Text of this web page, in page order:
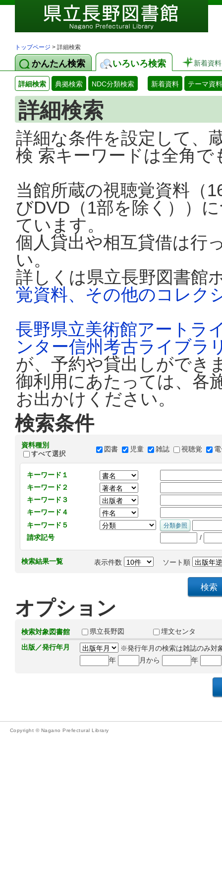
トップページ > 詳細検索
かんたん検索 いろいろ検索 新着資料
詳細検索 典拠検索 NDC分類検索 新着資料 テーマ資料
詳細検索
詳細な条件を設定して、
検 索キーワードは全角
当館所蔵の視聴覚資料（
びDVD（1部を除く））
ています。
個人貸出や相互貸借は行
い。
詳しくは県立長野図書館
覚資料、その他のコレク
長野県立美術館アートラ
ンター信州考古ライブラ
が、予約や貸出しができ
御利用にあたっては、各
お出かけください。
検索条件
資料種別
すべて選択
図書 児童 雑誌 視聴覚
キーワード１
キーワード２
キーワード３
キーワード４
キーワード５
請求記号
/
検索結果一覧 表示件数 ソート順
オプション
検索対象図書館 県立長野図
埋文センタ
出版／発行年月
※発行年月の検索は雑誌のみ対
年
月から 年
Copyright © Nagano Prefectural Library